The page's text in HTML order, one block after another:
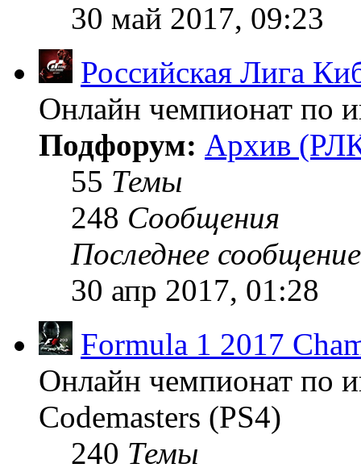
30 май 2017, 09:23
Российская Лига
Онлайн чемпионат по
Подфорум: Архив
55 Темы
248 Сообщения
Последнее сообщение
30 апр 2017, 01:28
Formula 1 2017
Онлайн чемпионат по
Codemasters (PS4)
240 Темы